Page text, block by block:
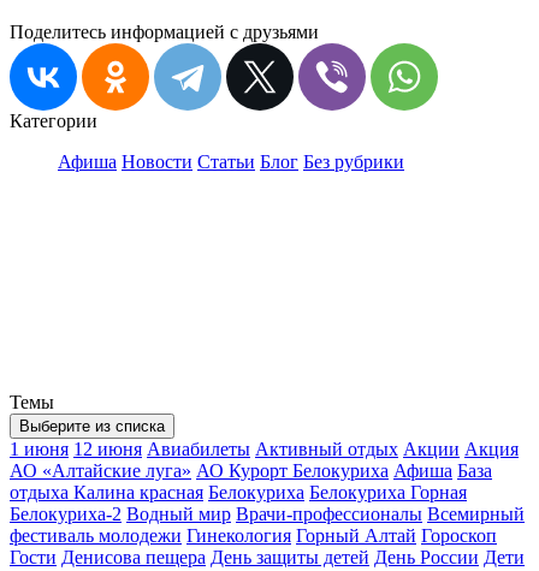
Поделитесь информацией с друзьями
Категории
Афиша Новости Статьи Блог Без рубрики
Темы
Выберите из списка
1 июня 12 июня Авиабилеты Активный отдых Акции Акция
АО «Алтайские луга» АО Курорт Белокуриха Афиша База
отдыха Калина красная Белокуриха Белокуриха Горная
Белокуриха-2 Водный мир Врачи-профессионалы Всемирный
фестиваль молодежи Гинекология Горный Алтай Гороскоп
Гости Денисова пещера День защиты детей День России Дети